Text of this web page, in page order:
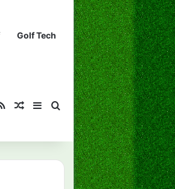
Golf Tech
RSS ¡Muéstrame un artículo
Barra lateral
Buscar...